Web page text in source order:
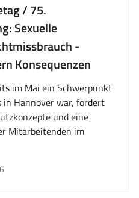
/ 75.
Sexuelle
-
Konsequenzen
im Mai ein Schwerpunkt
in Hannover war, fordert
und eine
Mitarbeitenden im